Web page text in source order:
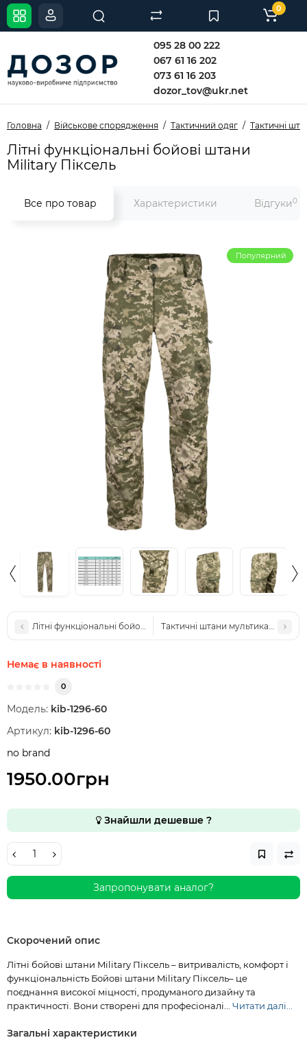
095 28 00 222
067 61 16 202
073 61 16 203
dozor_tov@ukr.net
0
Головна Військове спорядження Тактичний одяг Тактичні
Літні функціональні бойові штани
Military Піксель
Все про товар Характеристики Відгуки0
Популярний
Літні функціональні бойові штани Military Піксель
Тактичні штани мультикам
Немає в наявності
0
Модель: kib-1296-60
Артикул: kib-1296-60
no brand
1950.00грн
Знайшли дешевше ?
Запропонувати аналог?
Скорочений опис
Літні бойові штани Military Піксель – витривалість, комфорт і
функціональність Бойові штани Military Піксель– це
поєднання високої міцності, продуманого дизайну та
практичності. Вони створені для професіоналі... Читати далі...
Загальні характеристики